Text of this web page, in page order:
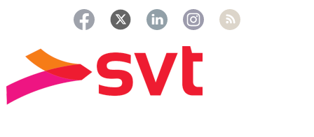
principale